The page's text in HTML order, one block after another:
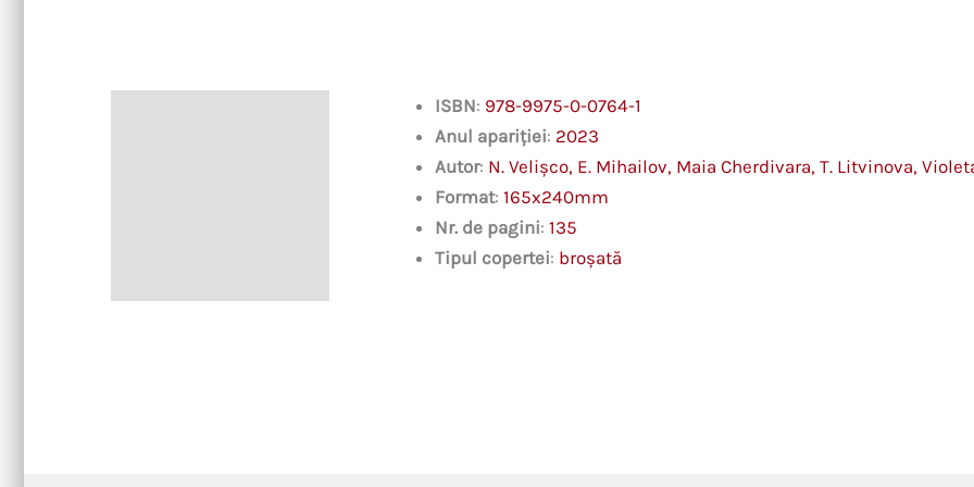
ISBN: 978-9975-0-0764-1
Anul apariției: 2023
Autor: N. Velișco, E. Mihailov, Maia Cherdivara, T. Litvinova,
Format: 165x240mm
Nr. de pagini: 135
Tipul copertei: broşată